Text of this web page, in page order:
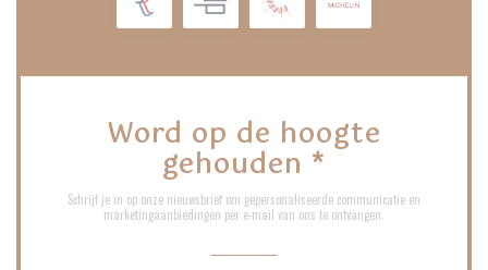
Word op de hoogte
gehouden *
Schrijf je in op onze nieuwsbrief om gepersonaliseerde communicatie en
marketingaanbiedingen per e-mail van ons te ontvangen.